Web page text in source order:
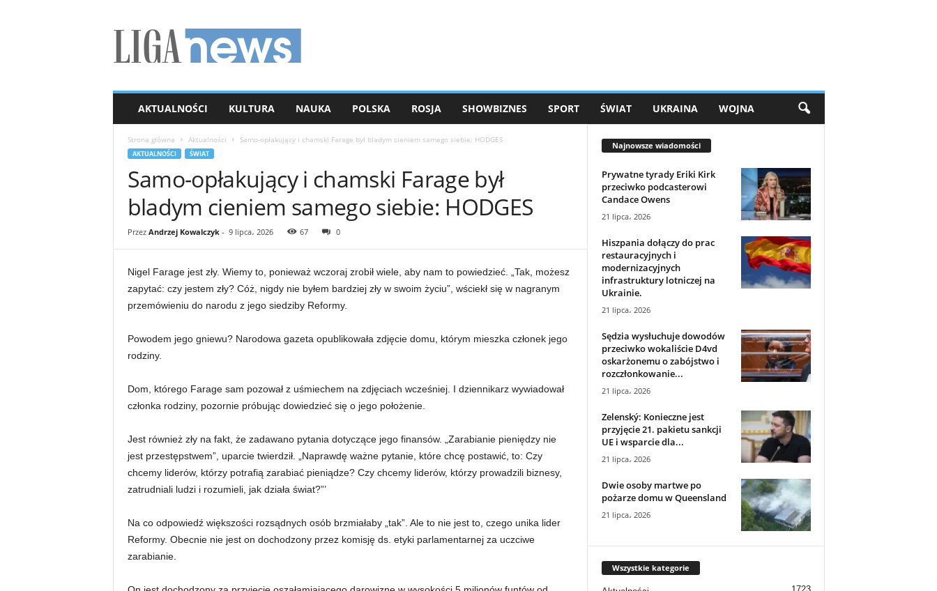
AKTUALNOŚCI KULTURA NAUKA POLSKA ROSJA SHOWBIZNES SPORT ŚWIAT UKRAINA WOJNA
Strona główna Aktualności Samo-opłakujący i chamski Farage był bladym cieniem samego siebie: HODGES
AKTUALNOŚCI ŚWIAT
Samo-opłakujący i chamski Farage był
bladym cieniem samego siebie: HODGES
Przez Andrzej Kowalczyk- 9 lipca، 2026 67 0
Nigel Farage jest zły. Wiemy to, ponieważ wczoraj zrobił wiele, aby nam to powiedzieć. „Tak, możesz
zapytać: czy jestem zły? Cóż, nigdy nie byłem bardziej zły w swoim życiu”, wściekł się w nagranym
przemówieniu do narodu z jego siedziby Reformy.
Powodem jego gniewu? Narodowa gazeta opublikowała zdjęcie domu, którym mieszka członek jego
rodziny.
Dom, którego Farage sam pozował z uśmiechem na zdjęciach wcześniej. I dziennikarz wywiadował
członka rodziny, pozornie próbując dowiedzieć się o jego położenie.
Jest również zły na fakt, że zadawano pytania dotyczące jego finansów. „Zarabianie pieniędzy nie
jest przestępstwem”, uparcie twierdził. „Naprawdę ważne pytanie, które chcę postawić, to: Czy
chcemy liderów, którzy potrafią zarabiać pieniądze? Czy chcemy liderów, którzy prowadzili biznesy,
zatrudniali ludzi i rozumieli, jak działa świat?”’
Na co odpowiedź większości rozsądnych osób brzmiałaby „tak”. Ale to nie jest to, czego unika lider
Reformy. Obecnie nie jest on dochodzony przez komisję ds. etyki parlamentarnej za uczciwe
zarabianie.
Najnowsze wiadomości
Prywatne tyrady Eriki Kirk
przeciwko podcasterowi
Candace Owens
21 lipca، 2026
Hiszpania dołączy do prac
restauracyjnych i
modernizacyjnych
infrastruktury lotniczej na
Ukrainie.
21 lipca، 2026
Sędzia wysłuchuje dowodów
przeciwko wokaliście D4vd
oskarżonemu o zabójstwo i
rozczłonkowanie...
21 lipca، 2026
Zelenský: Konieczne jest
przyjęcie 21. pakietu sankcji
UE i wsparcie dla...
21 lipca، 2026
Dwie osoby martwe po
pożarze domu w Queensland
21 lipca، 2026
Wszystkie kategorie